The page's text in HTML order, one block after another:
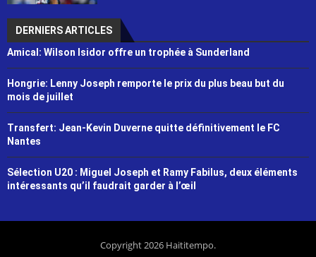
DERNIERS ARTICLES
Amical: Wilson Isidor offre un trophée à Sunderland
Hongrie: Lenny Joseph remporte le prix du plus beau but du
mois de juillet
Transfert: Jean-Kevin Duverne quitte définitivement le FC
Nantes
Sélection U20 : Miguel Joseph et Ramy Fabilus, deux éléments
intéressants qu’il faudrait garder à l’œil
Copyright 2026 Haititempo.